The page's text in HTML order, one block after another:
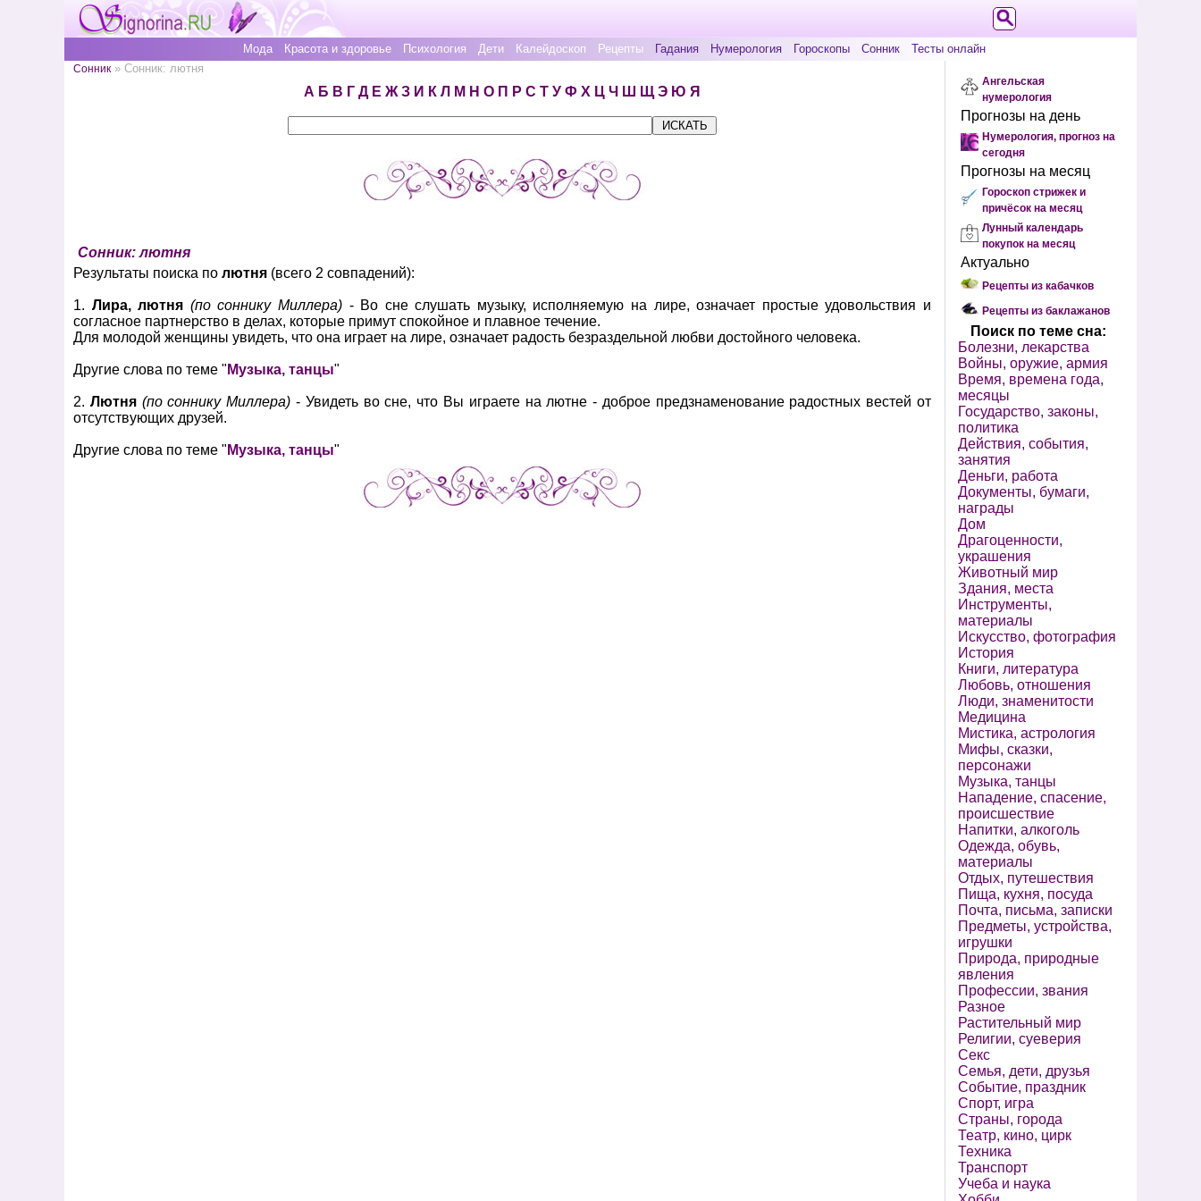
Мода Красота и здоровье Психология Дети Калейдоскоп Рецепты Гадания Нумерология Гороскопы Сонник Тесты онлайн
Сонник » Сонник: лютня
А Б В Г Д Е Ж З И К Л М Н О П Р С Т У Ф Х Ц Ч Ш Щ Э Ю Я
Сонник: лютня
Результаты поиска по лютня (всего 2 совпадений):
1. Лира, лютня (по соннику Миллера)- Во сне слушать музыку, исполняемую на лире, означает простые удовольствия и
согласное партнерство в делах, которые примут спокойное и плавное течение.
Для молодой женщины увидеть, что она играет на лире, означает радость безраздельной любви достойного человека.
Другие слова по теме " Музыка, танцы"
2. Лютня (по соннику Миллера) - Увидеть во сне, что Вы играете на лютне - доброе предзнаменование радостных вестей от
отсутствующих друзей.
Другие слова по теме " Музыка, танцы"
Ангельская
нумерология
Прогнозы на день
Нумерология, прогноз на
сегодня
Прогнозы на месяц
Гороскоп стрижек и
причёсок на месяц
Лунный календарь
покупок на месяц
Актуально
Рецепты из кабачков
Рецепты из баклажанов
Поиск по теме сна:
Болезни, лекарства
Войны, оружие, армия
Время, времена года,
месяцы
Государство, законы,
политика
Действия, события,
занятия
Деньги, работа
Документы, бумаги,
награды
Дом
Драгоценности,
украшения
Животный мир
Здания, места
Инструменты,
материалы
Искусство, фотография
История
Книги, литература
Любовь, отношения
Люди, знаменитости
Медицина
Мистика, астрология
Мифы, сказки,
персонажи
Музыка, танцы
Нападение, спасение,
происшествие
Напитки, алкоголь
Одежда, обувь,
материалы
Отдых, путешествия
Пища, кухня, посуда
Почта, письма, записки
Предметы, устройства,
игрушки
Природа, природные
явления
Профессии, звания
Разное
Растительный мир
Религии, суеверия
Секс
Семья, дети, друзья
Событие, праздник
Спорт, игра
Страны, города
Театр, кино, цирк
Техника
Транспорт
Учеба и наука